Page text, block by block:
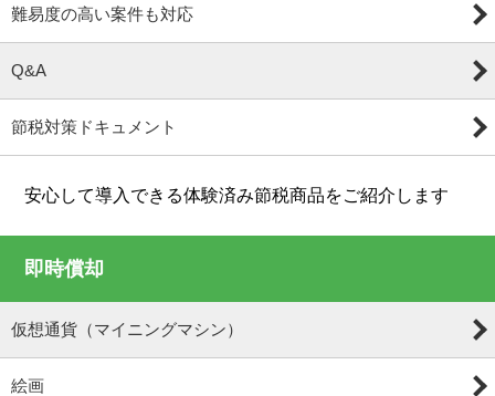
難易度の高い案件も対応
Q&A
節税対策ドキュメント
安心して導入できる体験済み節税商品をご紹介します
即時償却
仮想通貨（マイニングマシン）
絵画